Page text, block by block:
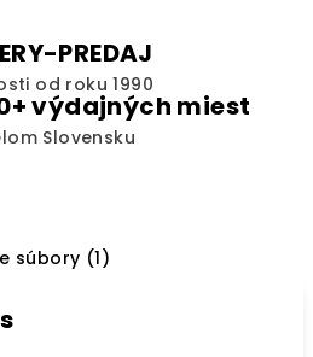
PREDAJ
od roku 1990
výdajných miest
Slovensku
súbory (1)